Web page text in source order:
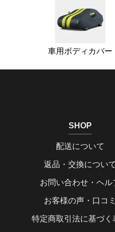
車用ボディカバー
SHOP
配送について
返品・交換について
お問い合わせ・ヘル
お客様の声・口コミ
特定商取引法に基づく